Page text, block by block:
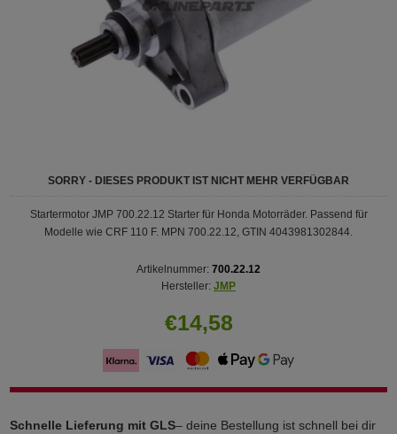
SORRY - DIESES PRODUKT IST NICHT MEHR VERFÜGBAR
Startermotor JMP 700.22.12 Starter für Honda Motorräder. Passend für
Modelle wie CRF 110 F. MPN 700.22.12, GTIN 4043981302844.
Artikelnummer: 700.22.12
Hersteller: JMP
€14,58
Schnelle Lieferung mit GLS– deine Bestellung ist schnell bei dir